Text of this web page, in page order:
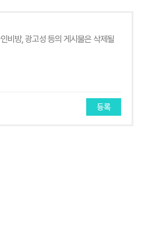
등록